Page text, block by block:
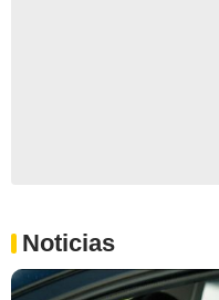
Noticias